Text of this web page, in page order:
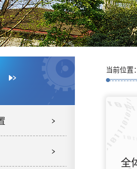
当前位置
全